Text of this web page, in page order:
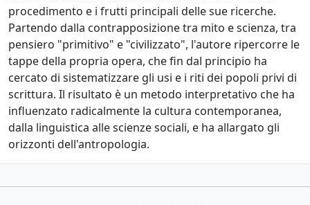
procedimento e i frutti principali delle sue ricerche.
Partendo dalla contrapposizione tra mito e scienza, tra
pensiero "primitivo" e "civilizzato", l'autore ripercorre le
tappe della propria opera, che fin dal principio ha
cercato di sistematizzare gli usi e i riti dei popoli privi di
scrittura. Il risultato è un metodo interpretativo che ha
influenzato radicalmente la cultura contemporanea,
dalla linguistica alle scienze sociali, e ha allargato gli
orizzonti dell'antropologia.